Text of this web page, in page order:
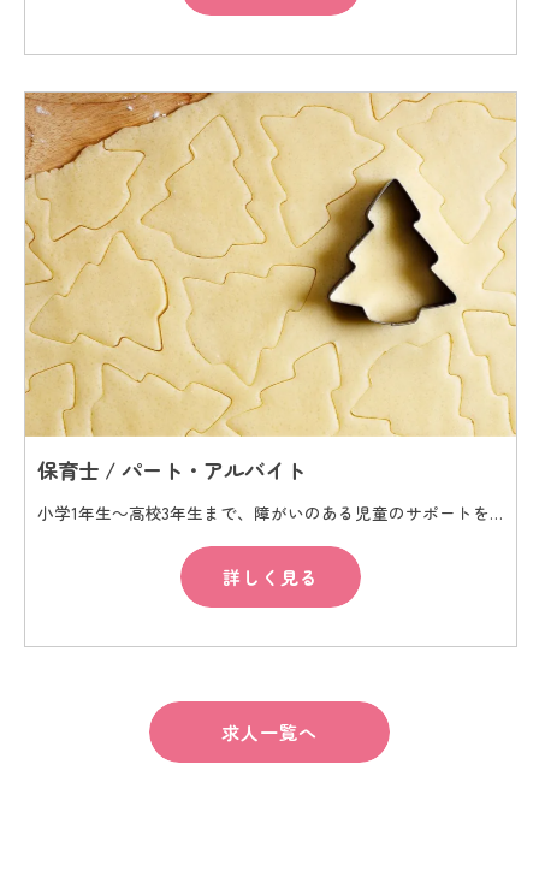
保育士 / パート・アルバイト
小学1年生～高校3年生まで、障がいのある児童のサポートをお願いします
詳しく見る
求人一覧へ